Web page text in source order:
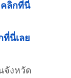
คลิกที่นี่
ที่นี่เลย
จังหวัด